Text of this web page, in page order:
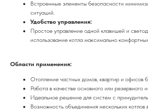
Встроенные элементы безопасности
ситуаций.
Удобство управления:
Простое управление одной клавишей и
использование котла максимально
Области применения:
Отопление частных домов, квартир и офисов
Работа в качестве основного или резервного
Идеальное решение для систем с
Возможность объединения нескольких котлов